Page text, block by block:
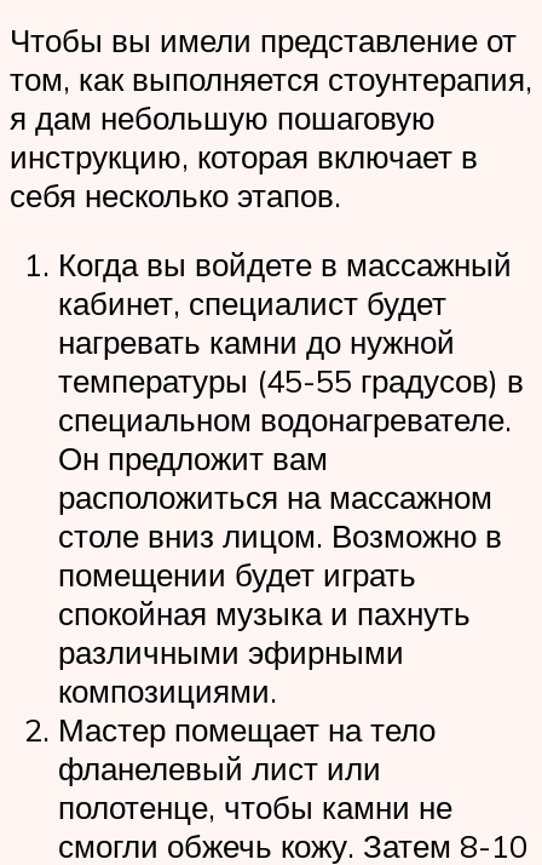
Чтобы вы имели представление от
том, как выполняется стоунтерапия,
я дам небольшую пошаговую
инструкцию, которая включает в
себя несколько этапов.
Когда вы войдете в массажный
кабинет, специалист будет
нагревать камни до нужной
температуры (45-55 градусов) в
специальном водонагревателе.
Он предложит вам
расположиться на массажном
столе вниз лицом. Возможно в
помещении будет играть
спокойная музыка и пахнуть
различными эфирными
композициями.
Мастер помещает на тело
фланелевый лист или
полотенце, чтобы камни не
смогли обжечь кожу. Затем 8-10